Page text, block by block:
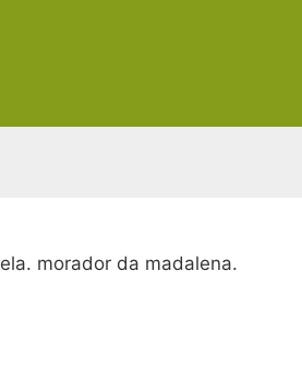
morador da madalena.